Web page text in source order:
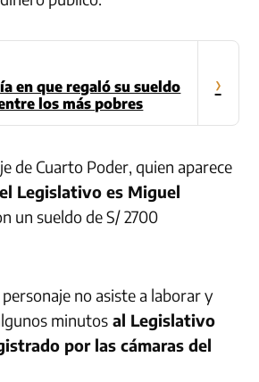
en que regaló su sueldo
los más pobres
›
de Cuarto Poder, quien aparece
Legislativo es Miguel
un sueldo de S/ 2700
no asiste a laborar y
minutos al Legislativo
por las cámaras del